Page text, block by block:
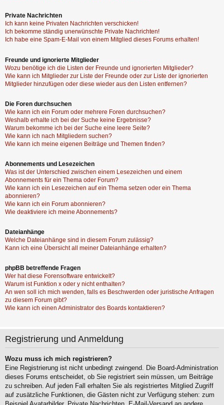
Private Nachrichten
Ich kann keine Privaten Nachrichten verschicken!
Ich bekomme ständig unerwünschte Private Nachrichten!
Ich habe eine Spam-E-Mail von einem Mitglied dieses Forums erhalten!
Freunde und ignorierte Mitglieder
Wozu benötige ich die Listen der Freunde und ignorierten Mitglieder?
Wie kann ich Mitglieder zur Liste der Freunde oder zur Liste der ignorierten
Mitglieder hinzufügen oder diese wieder aus den Listen entfernen?
Die Foren durchsuchen
Wie kann ich ein Forum oder mehrere Foren durchsuchen?
Weshalb erhalte ich bei der Suche keine Ergebnisse?
Warum bekomme ich bei der Suche eine leere Seite?
Wie kann ich nach Mitgliedern suchen?
Wie kann ich meine eigenen Beiträge und Themen finden?
Abonnements und Lesezeichen
Was ist der Unterschied zwischen einem Lesezeichen und einem
Abonnements für ein Thema oder Forum?
Wie kann ich ein Lesezeichen auf ein Thema setzen oder ein Thema
abonnieren?
Wie kann ich ein Forum abonnieren?
Wie deaktiviere ich meine Abonnements?
Dateianhänge
Welche Dateianhänge sind in diesem Forum zulässig?
Kann ich eine Übersicht all meiner Dateianhänge erhalten?
phpBB betreffende Fragen
Wer hat diese Forensoftware entwickelt?
Warum ist Funktion x oder y nicht enthalten?
An wen soll ich mich wenden, falls es Beschwerden oder juristische Anfragen
zu diesem Forum gibt?
Wie kann ich einen Administrator des Boards kontaktieren?
Registrierung und Anmeldung
Wozu muss ich mich registrieren?
Eine Registrierung ist nicht unbedingt zwingend. Die Board-Administration
dieses Forums entscheidet, ob Sie registriert sein müssen, um Beiträge
zu schreiben. Auf jeden Fall erhalten Sie als registriertes Mitglied Zugriff
auf zusätzliche Funktionen, die Gästen nicht zur Verfügung stehen: zum